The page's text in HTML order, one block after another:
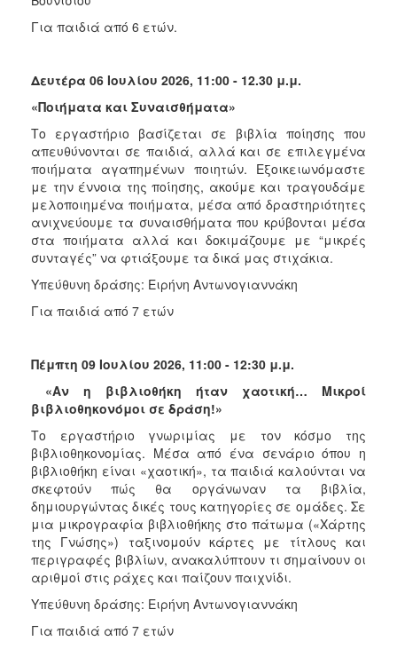
Για παιδιά από 6 ετών.
Δευτέρα 06 Ιουλίου 2026, 11:00 - 12.30 μ.μ.
«Ποιήματα και Συναισθήματα»
Το εργαστήριο βασίζεται σε βιβλία ποίησης που
απευθύνονται σε παιδιά, αλλά και σε επιλεγμένα
ποιήματα αγαπημένων ποιητών. Εξοικειωνόμαστε
με την έννοια της ποίησης, ακούμε και τραγουδάμε
μελοποιημένα ποιήματα, μέσα από δραστηριότητες
ανιχνεύουμε τα συναισθήματα που κρύβονται μέσα
στα ποιήματα αλλά και δοκιμάζουμε με “μικρές
συνταγές” να φτιάξουμε τα δικά μας στιχάκια.
Υπεύθυνη δράσης: Ειρήνη Αντωνογιαννάκη
Για παιδιά από 7 ετών
Πέμπτη 09 Ιουλίου 2026, 11:00 - 12:30 μ.μ.
«Αν η βιβλιοθήκη ήταν χαοτική… Μικροί
βιβλιοθηκονόμοι σε δράση!»
Το εργαστήριο γνωριμίας με τον κόσμο της
βιβλιοθηκονομίας. Μέσα από ένα σενάριο όπου η
βιβλιοθήκη είναι «χαοτική», τα παιδιά καλούνται να
σκεφτούν πώς θα οργάνωναν τα βιβλία,
δημιουργώντας δικές τους κατηγορίες σε ομάδες. Σε
μια μικρογραφία βιβλιοθήκης στο πάτωμα («Χάρτης
της Γνώσης») ταξινομούν κάρτες με τίτλους και
περιγραφές βιβλίων, ανακαλύπτουν τι σημαίνουν οι
αριθμοί στις ράχες και παίζουν παιχνίδι.
Υπεύθυνη δράσης: Ειρήνη Αντωνογιαννάκη
Για παιδιά από 7 ετών